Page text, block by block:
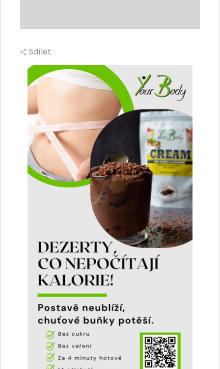
Sdílet